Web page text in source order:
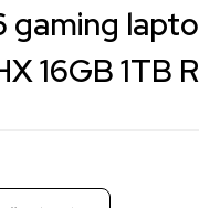
gaming
16GB 1TB